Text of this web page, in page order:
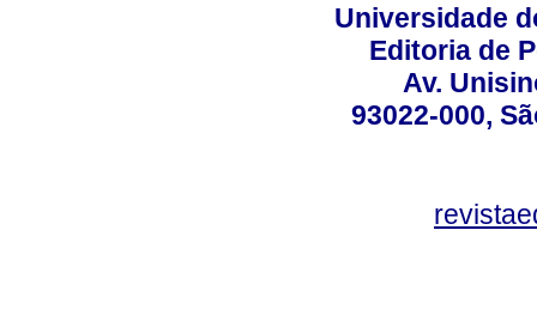
Universidade
Editoria de
Av.
93022-000,